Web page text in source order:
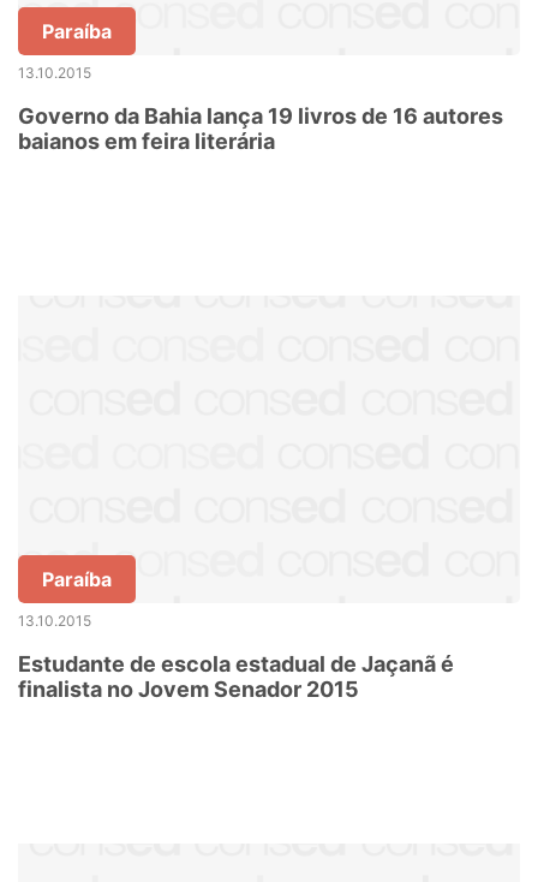
Paraíba
13.10.2015
Governo da Bahia lança 19 livros de 16 autores
baianos em feira literária
Paraíba
13.10.2015
Estudante de escola estadual de Jaçanã é
finalista no Jovem Senador 2015